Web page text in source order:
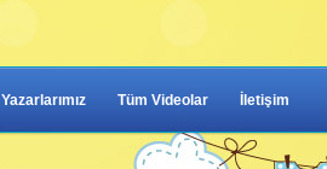
Yazarlarımız Tüm Videolar İletişim